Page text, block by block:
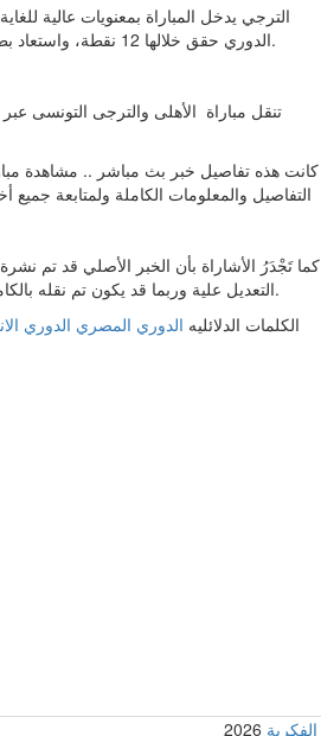
الدوري حقق خلالها 12 نقطة، واستعاد بطولة الدوري الموسم الماضي، ما جعله يعيش أحد أفضل فتراته في السنوات الماضية.
كانت هذه تفاصيل خبر بث مباشر .. مشاهدة
التفاصيل والمعلومات الكاملة ولمتابعة جميع
كما تَجْدَرُ الأشاراة بأن الخبر الأصلي قد تم
التعديل علية وربما قد يكون تم نقله بالكامل اوالاقتباس منه ويمكنك قراءة ومتابعة مستجدادت هذا الخبر من مصدره الاساسي.
الكلمات الدلائليه الدوري المصري الدوري
2026